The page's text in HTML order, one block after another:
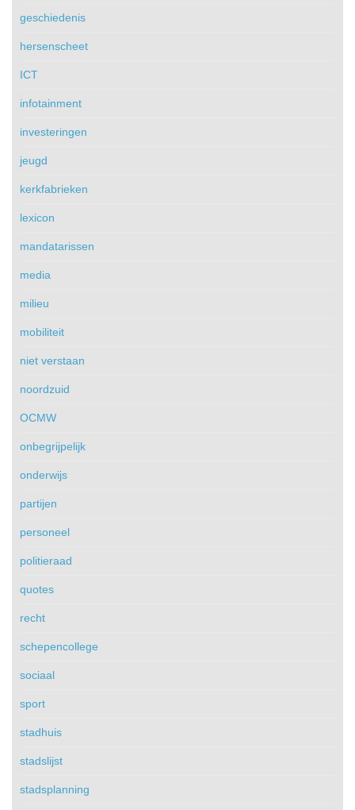
geschiedenis
hersenscheet
ICT
infotainment
investeringen
jeugd
kerkfabrieken
lexicon
mandatarissen
media
milieu
mobiliteit
niet verstaan
noordzuid
OCMW
onbegrijpelijk
onderwijs
partijen
personeel
politieraad
quotes
recht
schepencollege
sociaal
sport
stadhuis
stadslijst
stadsplanning